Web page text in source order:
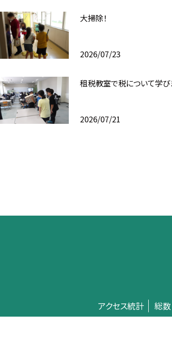
大掃除！
2026/07/23
租税教室で税について学び
2026/07/21
アクセス統計 総数